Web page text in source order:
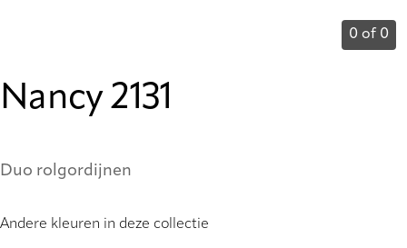
0 of 0
Nancy 2131
Duo rolgordijnen
Andere kleuren in deze collectie